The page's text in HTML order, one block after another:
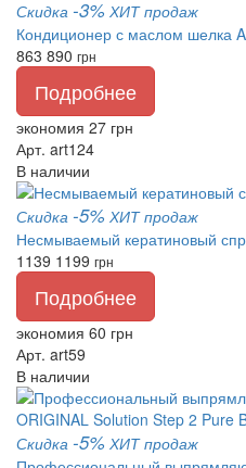
Скидка -3% ХИТ продаж
Кондиционер с маслом шелка
863 890 грн
Подробнее
экономия 27 грн
Арт. art124
В наличии
Скидка -5% ХИТ продаж
Несмываемый кератиновый
1139 1199 грн
Подробнее
экономия 60 грн
Арт. art59
В наличии
Скидка -5% ХИТ продаж